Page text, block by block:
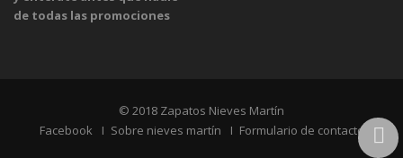
de todas las promociones
© 2018 Zapatos Nieves Martín
Facebook
Sobre nieves martín Formulario de contacto